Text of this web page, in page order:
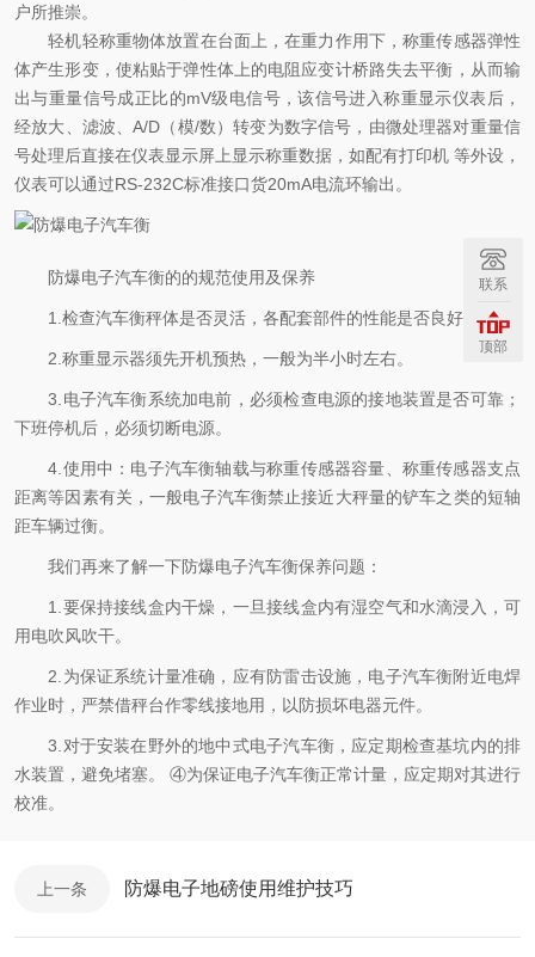
户所推崇。
轻机轻称重物体放置在台面上，在重力作用下，称重传感器弹性
体产生形变，使粘贴于弹性体上的电阻应变计桥路失去平衡，从而输
出与重量信号成正比的mV级电信号，该信号进入称重显示仪表后，
经放大、滤波、A/D（模/数）转变为数字信号，由微处理器对重量信
号处理后直接在仪表显示屏上显示称重数据，如配有打印机 等外设，
仪表可以通过RS-232C标准接口货20mA电流环输出。
防爆电子汽车衡的的规范使用及保养
1.检查汽车衡秤体是否灵活，各配套部件的性能是否良好。
2.称重显示器须先开机预热，一般为半小时左右。
3.电子汽车衡系统加电前，必须检查电源的接地装置是否可靠；
下班停机后，必须切断电源。
4.使用中：电子汽车衡轴载与称重传感器容量、称重传感器支点
距离等因素有关，一般电子汽车衡禁止接近大秤量的铲车之类的短轴
距车辆过衡。
我们再来了解一下防爆电子汽车衡保养问题：
1.要保持接线盒内干燥，一旦接线盒内有湿空气和水滴浸入，可
用电吹风吹干。
2.为保证系统计量准确，应有防雷击设施，电子汽车衡附近电焊
作业时，严禁借秤台作零线接地用，以防损坏电器元件。
3.对于安装在野外的地中式电子汽车衡，应定期检查基坑内的排
水装置，避免堵塞。 ④为保证电子汽车衡正常计量，应定期对其进行
校准。
上一条 防爆电子地磅使用维护技巧
联系
顶部